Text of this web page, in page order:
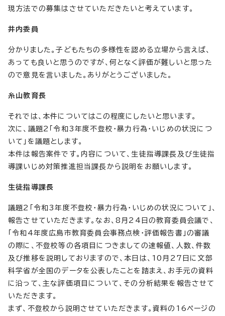
現方法での募集はさせていただきたいと考えています。
井内委員
分かりました。子どもたちの多様性を認める立場から言えば、
あっても良いと思うのですが、何となく評価が難しいと思った
ので意見を言いました。ありがとうございました。
糸山教育長
それでは、本件についてはこの程度にしたいと思います。
次に、議題2「令和3年度不登校・暴力行為・いじめの状況につ
いて」を議題とします。
本件は報告案件です。内容について、生徒指導課長及び生徒指
導課いじめ対策推進担当課長から説明をお願いします。
生徒指導課長
議題2「令和3年度不登校・暴力行為・いじめの状況について」、
報告させていただきます。なお、8月24日の教育委員会議で、
「令和4年度広島市教育委員会事務点検・評価報告書」の審議
の際に、不登校等の各項目につきましての速報値、人数、件数
及び推移を説明しておりますので、本日は、10月27日に文部
科学省が全国のデータを公表したことを踏まえ、お手元の資料
に沿って、主な評価項目について、その分析結果を報告させて
いただきます。
まず、不登校から説明させていただきます。資料の16ページの